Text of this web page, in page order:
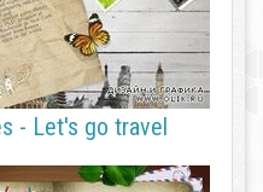
- Let's go travel